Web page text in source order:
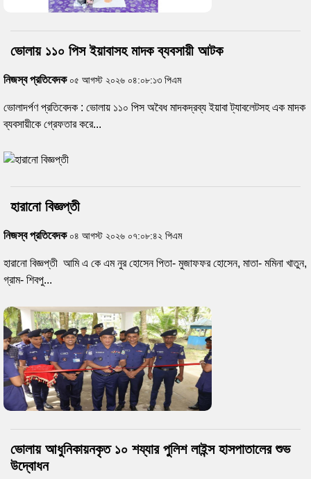
ভোলায় ১১০ পিস ইয়াবাসহ মাদক ব্যবসায়ী আটক
নিজস্ব প্রতিবেদক ০৫ আগস্ট ২০২৬ ০৪:০৮:১৩ পিএম
ভোলাদর্পণ প্রতিবেদক : ভোলায় ১১০ পিস অবৈধ মাদকদ্রব্য ইয়াবা ট্যাবলেটসহ এক মাদক
ব্যবসায়ীকে গ্রেফতার করে...
হারানো বিজ্ঞপ্তী
নিজস্ব প্রতিবেদক ০৪ আগস্ট ২০২৬ ০৭:০৮:৪২ পিএম
হারানো বিজ্ঞপ্তী আমি এ কে এম নুর হোসেন পিতা- মুজাফফর হোসেন, মাতা- মমিনা খাতুন,
গ্রাম- শিবপু...
ভোলায় আধুনিকায়নকৃত ১০ শয্যার পুলিশ লাইন্স হাসপাতালের শুভ
উদ্বোধন